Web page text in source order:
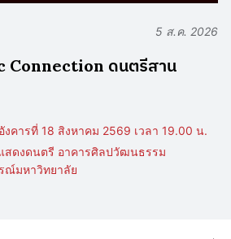
5 ส.ค. 2026
Connection ดนตรีสาน
งคารที่ 18 สิงหาคม 2569 เวลา 19.00 น.
สดงดนตรี อาคารศิลปวัฒนธรรม
ณ์มหาวิทยาลัย